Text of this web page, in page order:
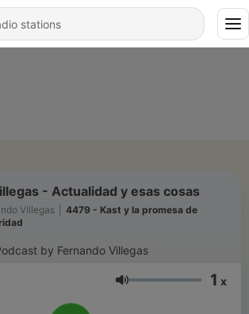
- Actualidad y esas cosas
Villegas
4479 - Kast y la promesa de
by Fernando Villegas
Volume 1 x